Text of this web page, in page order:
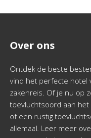
Over ons
Ontdek de beste
vind het perfecte hotel
zakenreis. Of je nu op
toevluchtsoord aan
of een rustig
allemaal. Leer meer